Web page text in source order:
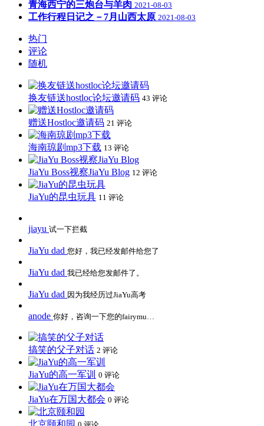
青海西宁的三炮台与羊肉 2021-08-03
工作行程日记之－7月山西太原 2021-08-03
热门
评论
随机
换友链送hostloc论坛邀请码 43 评论
赠送Hostloc邀请码 21 评论
海南琼剧mp3下载 13 评论
JiaYu Boss视察JiaYu Blog 12 评论
JiaYu的昆虫玩具 11 评论
jiayu 试一下拦截
JiaYu dad 您好，我已经发邮件给您了
JiaYu dad 我已经给您发邮件了。
JiaYu dad 因为我经历过JiaYu高考
anode 你好，咨询一下您的fairymu…
搞笑的父子对话 2 评论
JiaYu的高一军训 0 评论
JiaYu在万国大都会 0 评论
北京颐和园